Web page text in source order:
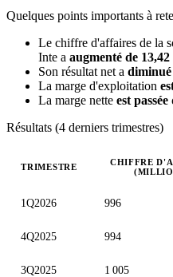
Quelques points importants à
Le chiffre d'affaires de la
Inte a augmenté de
Son résultat net a diminué
La marge d'exploitation
La marge nette est
Résultats (4 derniers trimestres)
TRIMESTRE
CHIFFRE
1Q2026 996
4Q2025 994
3Q2025 1 005